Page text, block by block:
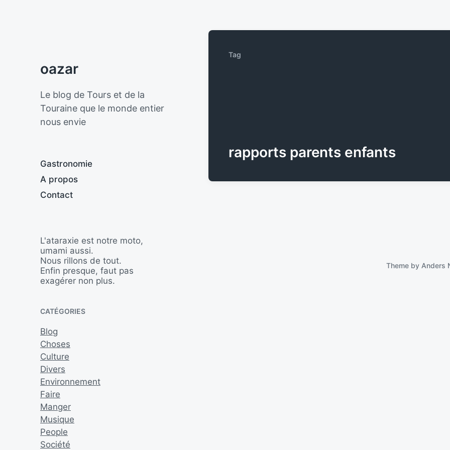
oazar
Le blog de Tours et de la
Touraine que le monde entier
nous envie
Gastronomie
A propos
Contact
L'ataraxie est notre moto,
umami aussi.
Nous rillons de tout.
Enfin presque, faut pas
exagérer non plus.
CATÉGORIES
Blog
Choses
Culture
Divers
Environnement
Faire
Manger
Musique
People
Société
Tag
rapports parents enfants
Theme by Anders